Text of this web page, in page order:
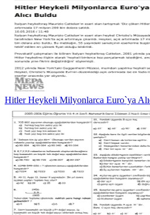
Hitler Heykeli Milyonlarca Euro`ya